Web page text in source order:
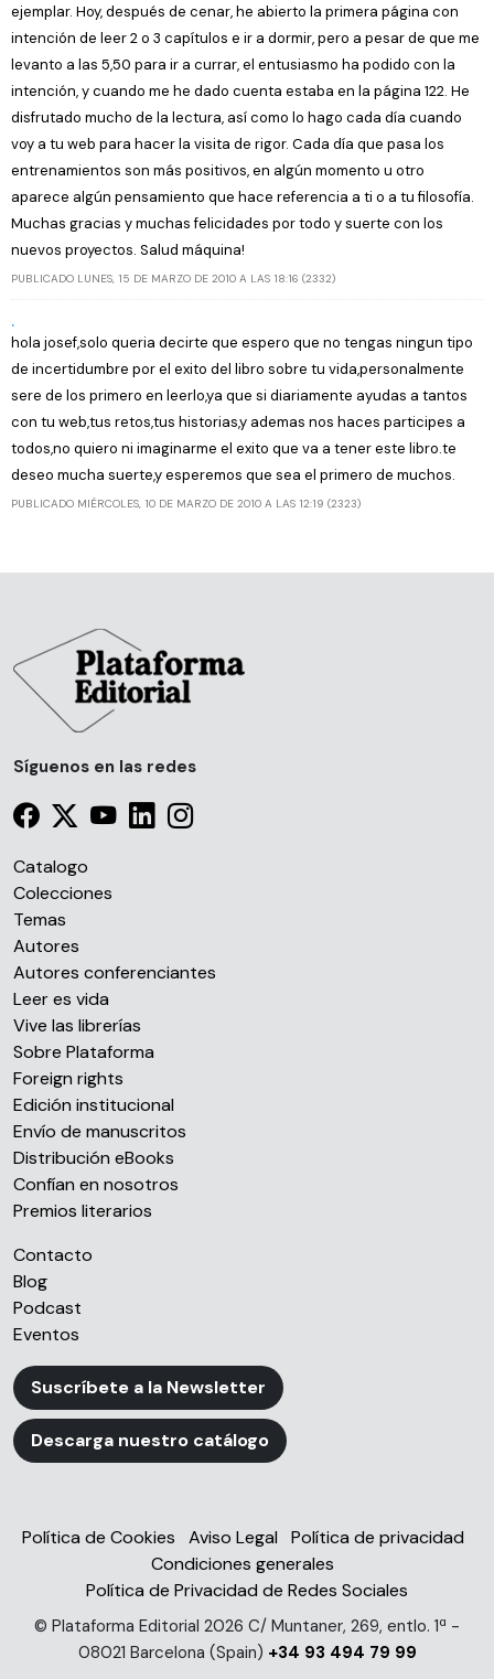
ejemplar. Hoy, después de cenar, he abierto la primera página con
intención de leer 2 o 3 capítulos e ir a dormir, pero a pesar de que me
levanto a las 5,50 para ir a currar, el entusiasmo ha podido con la
intención, y cuando me he dado cuenta estaba en la página 122. He
disfrutado mucho de la lectura, así como lo hago cada día cuando
voy a tu web para hacer la visita de rigor. Cada día que pasa los
entrenamientos son más positivos, en algún momento u otro
aparece algún pensamiento que hace referencia a ti o a tu filosofía.
Muchas gracias y muchas felicidades por todo y suerte con los
nuevos proyectos. Salud máquina!
PUBLICADO LUNES, 15 DE MARZO DE 2010 A LAS 18:16 (2332)
.
hola josef,solo queria decirte que espero que no tengas ningun tipo
de incertidumbre por el exito del libro sobre tu vida,personalmente
sere de los primero en leerlo,ya que si diariamente ayudas a tantos
con tu web,tus retos,tus historias,y ademas nos haces participes a
todos,no quiero ni imaginarme el exito que va a tener este libro.te
deseo mucha suerte,y esperemos que sea el primero de muchos.
PUBLICADO MIÉRCOLES, 10 DE MARZO DE 2010 A LAS 12:19 (2323)
Síguenos en las redes
Catalogo
Colecciones
Temas
Autores
Autores conferenciantes
Leer es vida
Vive las librerías
Sobre Plataforma
Foreign rights
Edición institucional
Envío de manuscritos
Distribución eBooks
Confían en nosotros
Premios literarios
Contacto
Blog
Podcast
Eventos
Suscríbete a la Newsletter
Descarga nuestro catálogo
Política de Cookies Aviso Legal
Política de privacidad
Condiciones generales
Política de Privacidad de Redes Sociales
© Plataforma Editorial 2026 C/ Muntaner, 269, entlo. 1ª -
08021 Barcelona (Spain) +34 93 494 79 99